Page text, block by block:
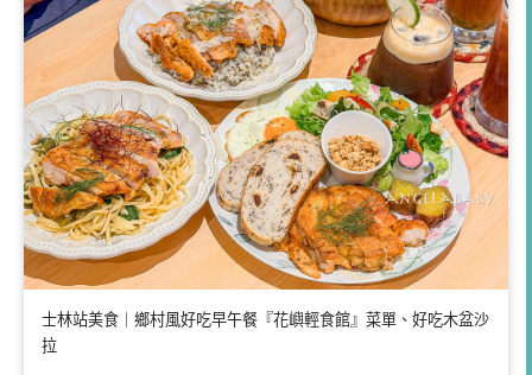
士林站美食｜鄉村風好吃早午餐『花嶼輕食館』菜單、好吃木盆沙
拉